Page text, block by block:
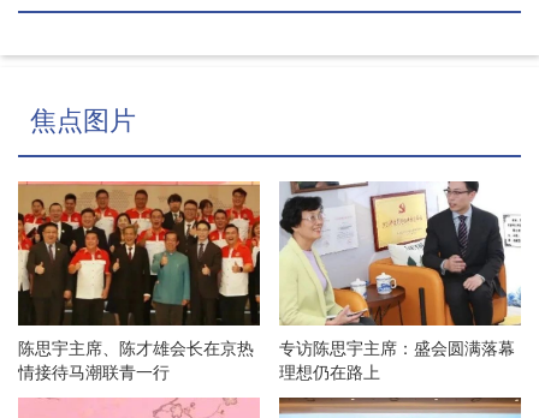
焦点图片
陈思宇主席、陈才雄会长在京热
情接待马潮联青一行
专访陈思宇主席：盛会圆满落幕
理想仍在路上